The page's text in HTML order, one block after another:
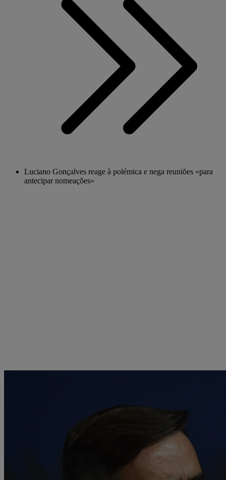
Luciano Gonçalves reage à polémica e nega reuniões «para
antecipar nomeações»